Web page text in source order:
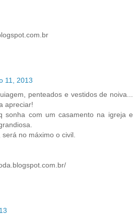
11, 2013
penteados e vestidos de noiva...
apreciar!
sonha com um casamento na igreja e
no máximo o civil.